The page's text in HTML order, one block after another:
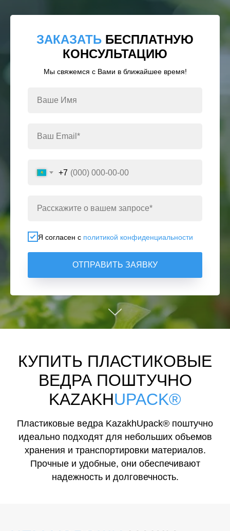
ЗАКАЗАТЬ БЕСПЛАТНУЮ
КОНСУЛЬТАЦИЮ
Мы свяжемся с Вами в ближайшее время!
+7
Я согласен с политикой конфиденциальности
ОТПРАВИТЬ ЗАЯВКУ
КУПИТЬ ПЛАСТИКОВЫЕ
ВЕДРА ПОШТУЧНО
KAZAKHUPACK®
Пластиковые ведра KazakhUpack® поштучно
идеально подходят для небольших объемов
хранения и транспортировки материалов.
Прочные и удобные, они обеспечивают
надежность и долговечность.